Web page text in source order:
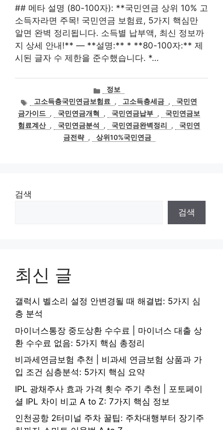
## 메타 설명 (80-100자): **국민연금 상위 10% 고
소득자라면 주목! 국민연금 보험료, 5가지 핵심만
알면 완벽 정리됩니다. 소득별 납부액, 최신 정보까
지 상세 안내!** — **설명:** * **80-100자:** 제
시된 글자 수 제한을 준수했습니다. *…
카
테
고
리
정보
태
그
고소득층국민연금보험료 , 고소득층세금 ,
국민연
금가이드 , 국민연금개혁 , 국민연금납부 ,
국민연금보
험료계산 , 국민연금분석 , 국민연금완벽정리 ,
국민연
금전략 , 상위10%국민연금
검색
검색
최신 글
갤럭시 벨소리 설정 안변경될 때 해결법: 5가지 심
층 분석
마이너스통장 중도상환 수수료 | 마이너스 대출 상
환 수수료 없음: 5가지 핵심 총정리
비과세연금보험 추천 | 비과세 연금보험 상품과 가
입 조건 심층분석: 5가지 핵심 요약
IPL 광채주사 효과 가격 횟수 주기 추천 | 포토페이
셜 IPL 차이 비교 A to Z: 7가지 핵심 정보
인천공항 2터미널 주차 꿀팁: 주차대행부터 장기주